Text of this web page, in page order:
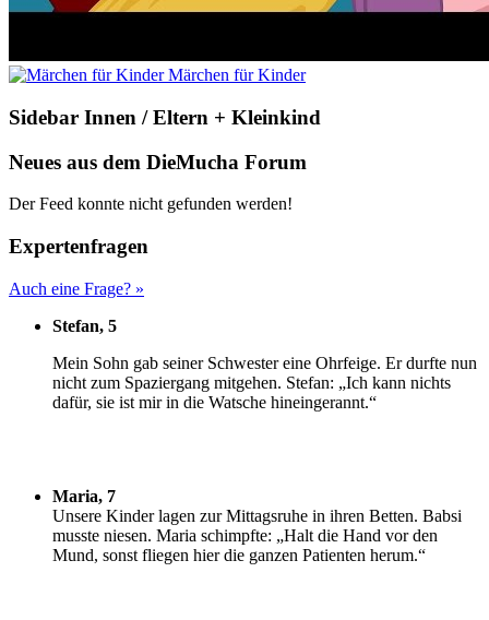
Märchen für Kinder
Sidebar Innen / Eltern + Kleinkind
Neues aus dem DieMucha Forum
Der Feed konnte nicht gefunden werden!
Expertenfragen
Auch eine Frage? »
Stefan, 5
Mein Sohn gab seiner Schwester eine Ohrfeige. Er durfte nun
nicht zum Spaziergang mitgehen. Stefan: „Ich kann nichts
dafür, sie ist mir in die Watsche hineingerannt.“
Maria, 7
Unsere Kinder lagen zur Mittagsruhe in ihren Betten. Babsi
musste niesen. Maria schimpfte: „Halt die Hand vor den
Mund, sonst fliegen hier die ganzen Patienten herum.“